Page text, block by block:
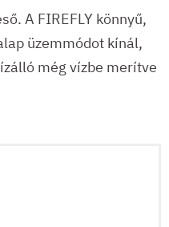
A FIREFLY könnyű,
üzemmódot kínál,
még vízbe merítve